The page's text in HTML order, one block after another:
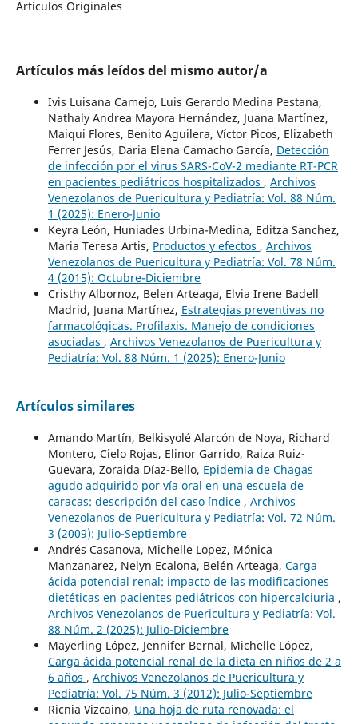
Artículos Originales
Artículos más leídos del mismo autor/a
Ivis Luisana Camejo, Luis Gerardo Medina Pestana,
Nathaly Andrea Mayora Hernández, Juana Martínez,
Maiqui Flores, Benito Aguilera, Víctor Picos, Elizabeth
Ferrer Jesús, Daria Elena Camacho García, Detección
de infección por el virus SARS-CoV-2 mediante RT-PCR
en pacientes pediátricos hospitalizados , Archivos
Venezolanos de Puericultura y Pediatría: Vol. 88 Núm.
1 (2025): Enero-Junio
Keyra León, Huniades Urbina-Medina, Editza Sanchez,
Maria Teresa Artis, Productos y efectos , Archivos
Venezolanos de Puericultura y Pediatría: Vol. 78 Núm.
4 (2015): Octubre-Diciembre
Cristhy Albornoz, Belen Arteaga, Elvia Irene Badell
Madrid, Juana Martínez, Estrategias preventivas no
farmacológicas. Profilaxis. Manejo de condiciones
asociadas , Archivos Venezolanos de Puericultura y
Pediatría: Vol. 88 Núm. 1 (2025): Enero-Junio
Artículos similares
Amando Martín, Belkisyolé Alarcón de Noya, Richard
Montero, Cielo Rojas, Elinor Garrido, Raiza Ruiz-
Guevara, Zoraida Díaz-Bello, Epidemia de Chagas
agudo adquirido por vía oral en una escuela de
caracas: descripción del caso índice , Archivos
Venezolanos de Puericultura y Pediatría: Vol. 72 Núm.
3 (2009): Julio-Septiembre
Andrés Casanova, Michelle Lopez, Mónica
Manzanarez, Nelyn Ecalona, Belén Arteaga, Carga
ácida potencial renal: impacto de las modificaciones
dietéticas en pacientes pediátricos con hipercalciuria ,
Archivos Venezolanos de Puericultura y Pediatría: Vol.
88 Núm. 2 (2025): Julio-Diciembre
Mayerling López, Jennifer Bernal, Michelle López,
Carga ácida potencial renal de la dieta en niños de 2 a
6 años , Archivos Venezolanos de Puericultura y
Pediatría: Vol. 75 Núm. 3 (2012): Julio-Septiembre
Ricnia Vizcaino, Una hoja de ruta renovada: el